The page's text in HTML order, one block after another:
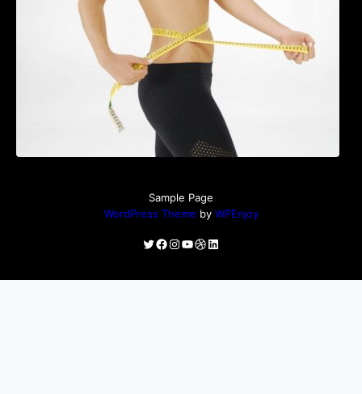
Sample Page
WordPress Theme by WPEnjoy
Twitter
Facebook
Instagram
YouTube
Dribbble
LinkedIn